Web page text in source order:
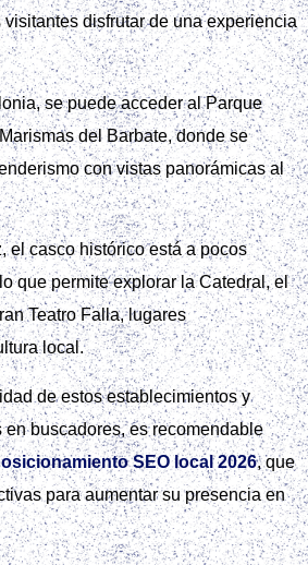
visitantes disfrutar de una experiencia
se puede acceder al Parque
del Barbate, donde se
con vistas panorámicas al
el casco histórico está a pocos
que permite explorar la Catedral, el
Teatro Falla, lugares
local.
de estos establecimientos y
buscadores, es recomendable
SEO local 2026, que
para aumentar su presencia en